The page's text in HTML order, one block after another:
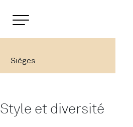
Page d'accueil
Contenu
Contact
Sièges
Style et diversité